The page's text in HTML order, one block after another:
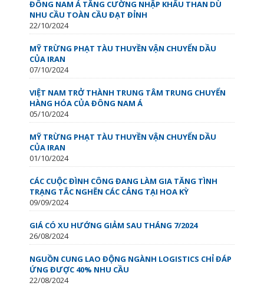
ĐÔNG NAM Á TĂNG CƯỜNG NHẬP KHẨU THAN DÙ
NHU CẦU TOÀN CẦU ĐẠT ĐỈNH
22/10/2024
MỸ TRỪNG PHẠT TÀU THUYỀN VẬN CHUYỂN DẦU
CỦA IRAN
07/10/2024
VIỆT NAM TRỞ THÀNH TRUNG TÂM TRUNG CHUYỂN
HÀNG HÓA CỦA ĐÔNG NAM Á
05/10/2024
MỸ TRỪNG PHẠT TÀU THUYỀN VẬN CHUYỂN DẦU
CỦA IRAN
01/10/2024
CÁC CUỘC ĐÌNH CÔNG ĐANG LÀM GIA TĂNG TÌNH
TRẠNG TẮC NGHẼN CÁC CẢNG TẠI HOA KỲ
09/09/2024
GIÁ CÓ XU HƯỚNG GIẢM SAU THÁNG 7/2024
26/08/2024
NGUỒN CUNG LAO ĐỘNG NGÀNH LOGISTICS CHỈ ĐÁP
ỨNG ĐƯỢC 40% NHU CẦU
22/08/2024